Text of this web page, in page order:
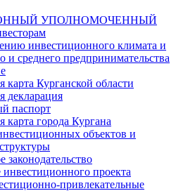
УПОЛНОМОЧЕННЫЙ
инвестиционного климата и
и среднего предпринимательства
карта Курганской области
декларация
паспорт
карта города Кургана
объектов и
проекта
привлекательные